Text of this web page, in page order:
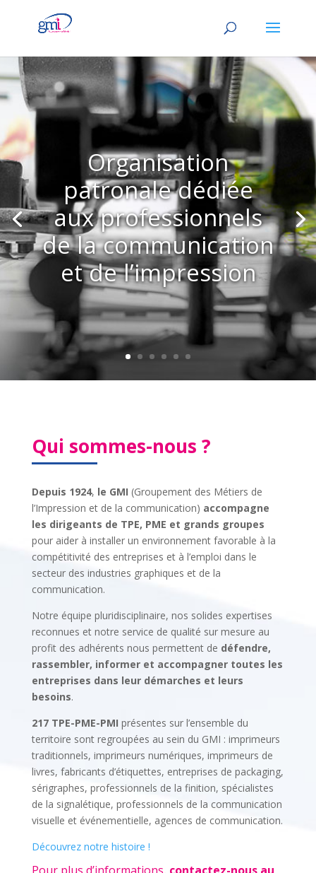
Organisation
patronale dédiée
aux professionnels
de la communication
et de l’impression
Qui sommes-nous ?
Depuis 1924, le GMI (Groupement des Métiers de
l’Impression et de la communication) accompagne
les dirigeants de TPE, PME et grands groupes
pour aider à installer un environnement favorable à la
compétitivité des entreprises et à l’emploi dans le
secteur des industries graphiques et de la
communication.
Notre équipe pluridisciplinaire, nos solides expertises
reconnues et notre service de qualité sur mesure au
profit des adhérents nous permettent de défendre,
rassembler, informer et accompagner toutes les
entreprises dans leur démarches et leurs
besoins.
217 TPE-PME-PMI présentes sur l’ensemble du
territoire sont regroupées au sein du GMI : imprimeurs
traditionnels, imprimeurs numériques, imprimeurs de
livres, fabricants d’étiquettes, entreprises de packaging,
sérigraphes, professionnels de la finition, spécialistes
de la signalétique, professionnels de la communication
visuelle et événementielle, agences de communication.
Découvrez notre histoire !